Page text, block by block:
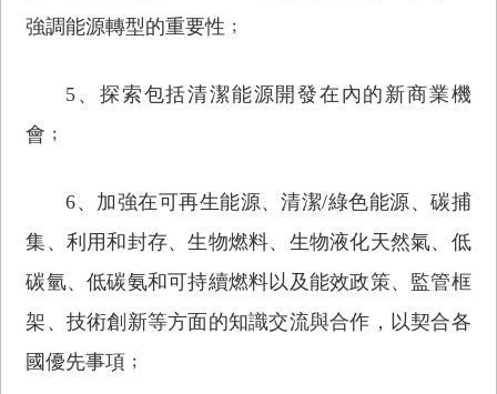
強調能源轉型的重要性﹔
5、探索包括清潔能源開發在內的新商業機
會﹔
6、加強在可再生能源、清潔/綠色能源、碳捕
集、利用和封存、生物燃料、生物液化天然氣、低
碳氫、低碳氨和可持續燃料以及能效政策、監管框
架、技術創新等方面的知識交流與合作，以契合各
國優先事項﹔